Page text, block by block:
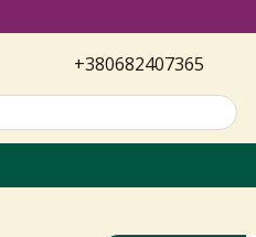
+380682407365